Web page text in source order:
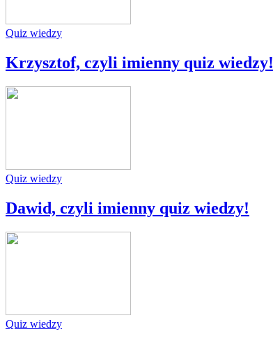
Quiz wiedzy
Krzysztof, czyli imienny quiz wiedzy!
Quiz wiedzy
Dawid, czyli imienny quiz wiedzy!
Quiz wiedzy